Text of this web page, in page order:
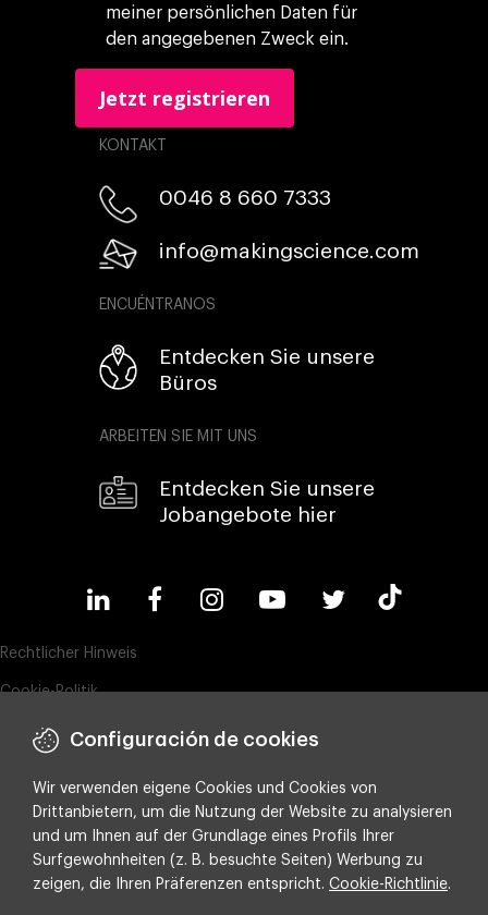
meiner persönlichen Daten für
den angegebenen Zweck ein.
KONTAKT
0046 8 660 7333​
info@makingscience.com
ENCUÉNTRANOS
Entdecken Sie unsere
Büros
ARBEITEN SIE MIT UNS
Entdecken Sie unsere
Jobangebote hier
Rechtlicher Hinweis
Cookie-Politik
Datenschutz
ESG-Richtlinie
Integrated policy on Information Security, Quality and Environment
Cookie-Einstellungen
Configuración de cookies
Wir verwenden eigene Cookies und Cookies von
Drittanbietern, um die Nutzung der Website zu analysieren
und um Ihnen auf der Grundlage eines Profils Ihrer
Surfgewohnheiten (z. B. besuchte Seiten) Werbung zu
zeigen, die Ihren Präferenzen entspricht. Cookie-Richtlinie.